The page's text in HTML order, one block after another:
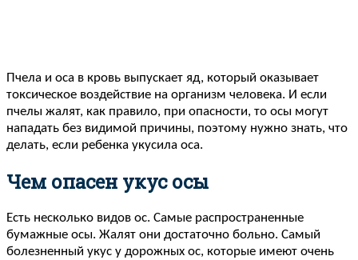
Пчела и оса в кровь выпускает яд, который оказывает
токсическое воздействие на организм человека. И если
пчелы жалят, как правило, при опасности, то осы могут
нападать без видимой причины, поэтому нужно знать, что
делать, если ребенка укусила оса.
Чем опасен укус осы
Есть несколько видов ос. Самые распространенные
бумажные осы. Жалят они достаточно больно. Самый
болезненный укус у дорожных ос, которые имеют очень